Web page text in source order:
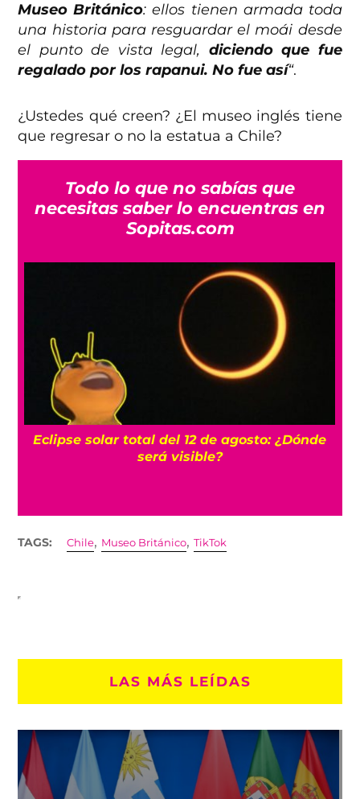
Museo Británico: ellos tienen armada toda
una historia para resguardar el moái desde
el punto de vista legal, diciendo que fue
regalado por los rapanui. No fue así“.
¿Ustedes qué creen? ¿El museo inglés tiene
que regresar o no la estatua a Chile?
Todo lo que no sabías que
necesitas saber lo encuentras en
Sopitas.com
Eclipse solar total del 12 de agosto: ¿Dónde
será visible?
TAGS: Chile, Museo Británico,TikTok
LAS MÁS LEÍDAS